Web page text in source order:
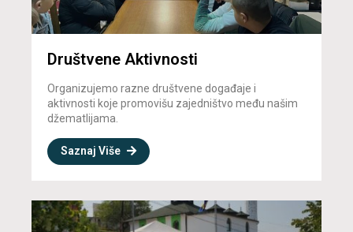
Društvene Aktivnosti
Organizujemo razne društvene događaje i
aktivnosti koje promovišu zajedništvo među našim
džematlijama.
Saznaj Više